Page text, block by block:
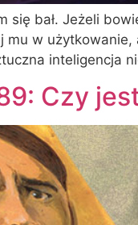
się bał. Jeżeli
w
inteligencja
Czy